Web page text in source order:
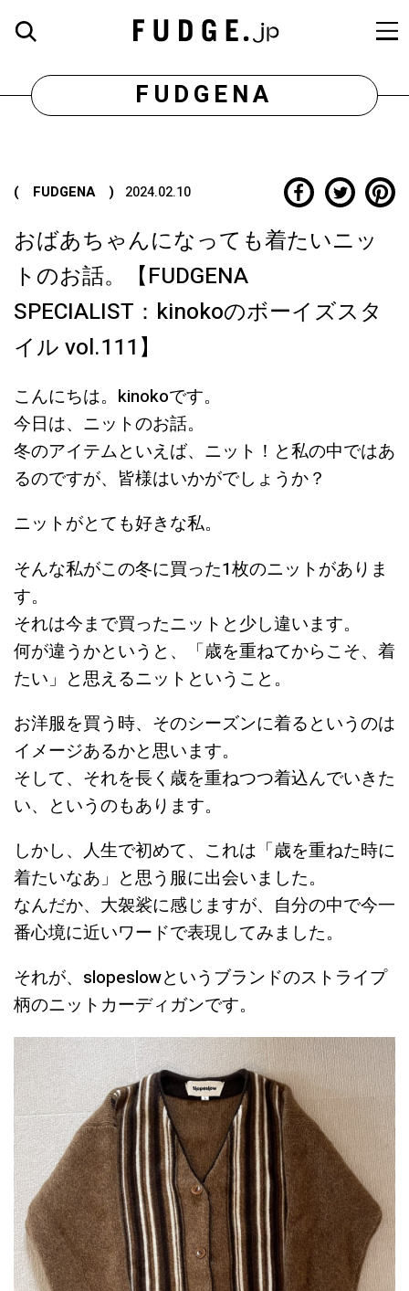
FUDGENA
( FUDGENA ) 2024.02.10
おばあちゃんになっても着たいニッ
トのお話。【FUDGENA
SPECIALIST：kinokoのボーイズスタ
イル vol.111】
こんにちは。kinokoです。
今日は、ニットのお話。
冬のアイテムといえば、ニット！と私の中ではあ
るのですが、皆様はいかがでしょうか？
ニットがとても好きな私。
そんな私がこの冬に買った1枚のニットがありま
す。
それは今まで買ったニットと少し違います。
何が違うかというと、「歳を重ねてからこそ、着
たい」と思えるニットということ。
お洋服を買う時、そのシーズンに着るというのは
イメージあるかと思います。
そして、それを長く歳を重ねつつ着込んでいきた
い、というのもあります。
しかし、人生で初めて、これは「歳を重ねた時に
着たいなあ」と思う服に出会いました。
なんだか、大袈裟に感じますが、自分の中で今一
番心境に近いワードで表現してみました。
それが、slopeslowというブランドのストライプ
柄のニットカーディガンです。